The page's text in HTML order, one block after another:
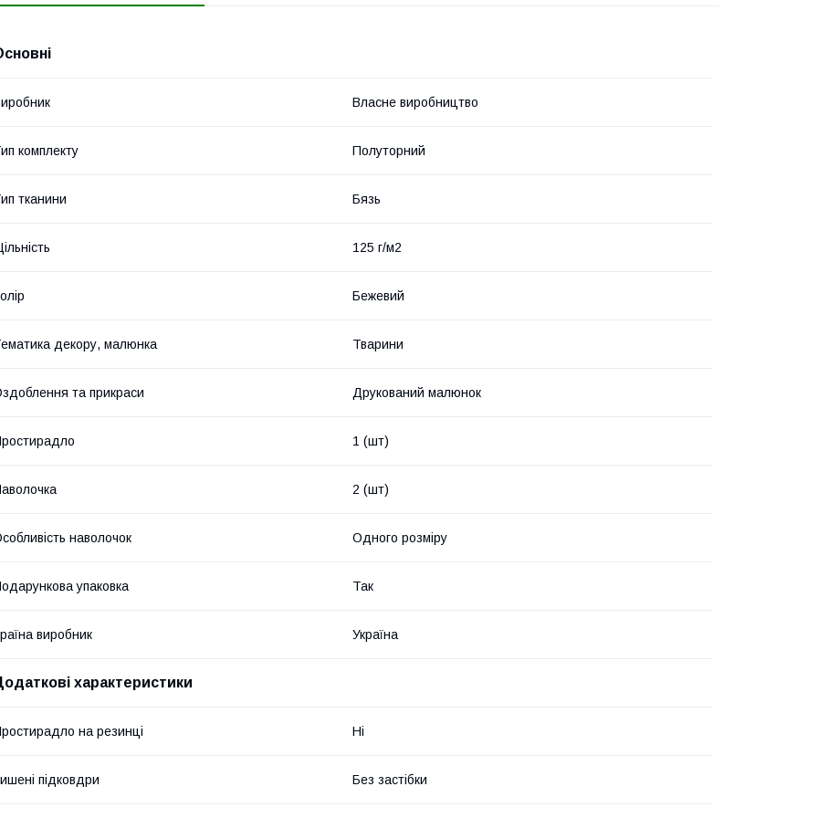
Власне виробництво
комплекту Полуторний
тканини Бязь
125 г/м2
Бежевий
декору, малюнка Тварини
та прикраси Друкований малюнок
1 (шт)
2 (шт)
наволочок Одного розміру
упаковка Так
виробник Україна
характеристики
на резинці Ні
підковдри Без застібки